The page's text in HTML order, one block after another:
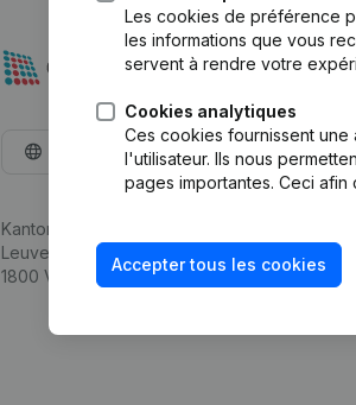
Les cookies de préférence
les informations que vous
servent à rendre votre
Cookies analytiques
Ces cookies fournissent
l'utilisateur. Ils nous
pages importantes. Ceci
Accepter tous les cookies
Français
Kantorenpark Everest
Leuvensesteenweg 248D,
1800 Vilvoorde